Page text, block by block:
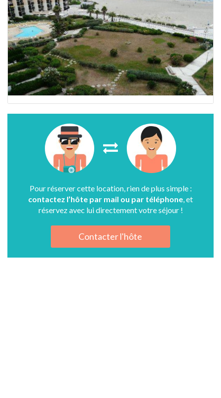
Pour réserver cette location, rien de plus simple :
contactez l’hôte par mail ou par téléphone, et
réservez avec lui directement votre séjour !
Contacter l'hôte